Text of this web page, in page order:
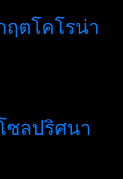
ฤตโคโรน่า
ซลปริศนา